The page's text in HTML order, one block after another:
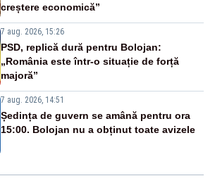
creștere economică”
7 aug. 2026, 15:26
PSD, replică dură pentru Bolojan:
„România este într-o situație de forță
majoră”
7 aug. 2026, 14:51
Ședința de guvern se amână pentru ora
15:00. Bolojan nu a obținut toate avizele